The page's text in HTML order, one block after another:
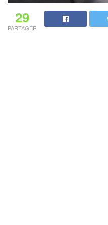
29
PARTAGER